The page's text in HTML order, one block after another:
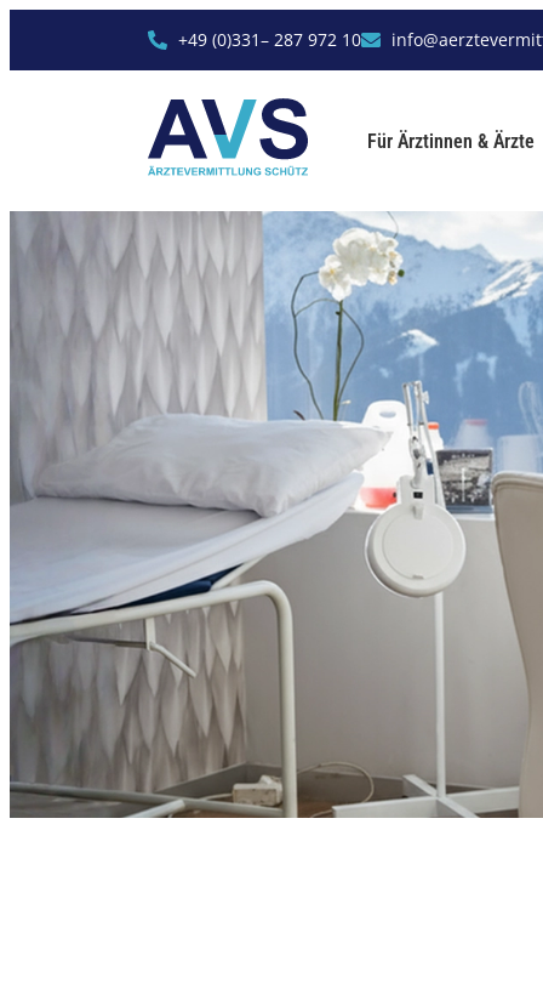
+49 (0)331– 287 972 10
Für Ärztinnen & Ärzte